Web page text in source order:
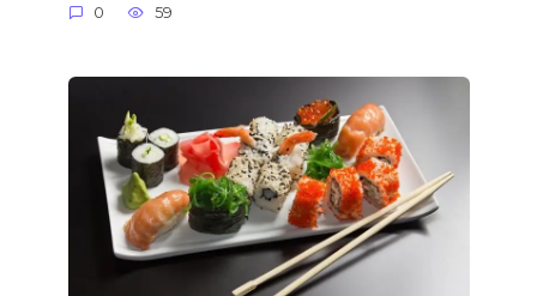
0 59